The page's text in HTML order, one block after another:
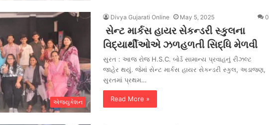
એજ્યુકેશન
Divya Gujarati Online May 5, 2025 0
સેન્ટ માર્કસ હાયર સેકન્ડરી સ્કુલના
વિદ્યાર્થીઓએ ઝળહળતી સિદ્ધિ મેળવી
સુરત : આજ રોજ H.S.C. બોર્ડ સામાન્ય પ્રવાહનું રીઝલ્ટ
જાહેર થયું. જેમાં સેન્ટ માર્કસ હાયર સેકન્ડરી સ્કુલ, અડાજણ,
સુરતમાં પ્રથમ…
Read More »